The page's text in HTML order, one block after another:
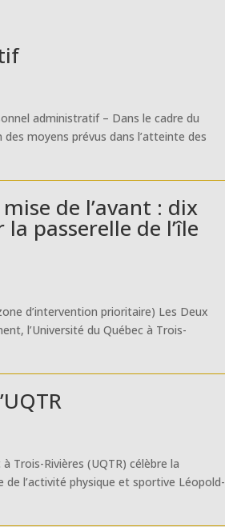
administratif – Dans le cadre du
moyens prévus dans l’atteinte des
de l’avant : dix
passerelle de l’île
d’intervention prioritaire) Les Deux
l’Université du Québec à Trois-
Trois-Rivières (UQTR) célèbre la
l’activité physique et sportive Léopold-